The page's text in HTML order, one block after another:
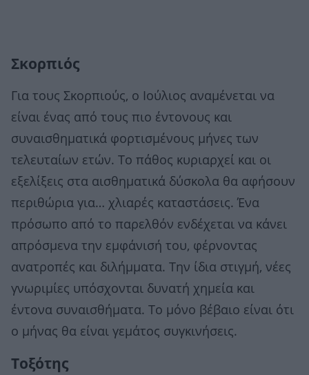
Σκορπιός
Για τους Σκορπιούς, ο Ιούλιος αναμένεται να
είναι ένας από τους πιο έντονους και
συναισθηματικά φορτισμένους μήνες των
τελευταίων ετών. Το πάθος κυριαρχεί και οι
εξελίξεις στα αισθηματικά δύσκολα θα αφήσουν
περιθώρια για… χλιαρές καταστάσεις. Ένα
πρόσωπο από το παρελθόν ενδέχεται να κάνει
απρόσμενα την εμφάνισή του, φέρνοντας
ανατροπές και διλήμματα. Την ίδια στιγμή, νέες
γνωριμίες υπόσχονται δυνατή χημεία και
έντονα συναισθήματα. Το μόνο βέβαιο είναι ότι
ο μήνας θα είναι γεμάτος συγκινήσεις.
Τοξότης